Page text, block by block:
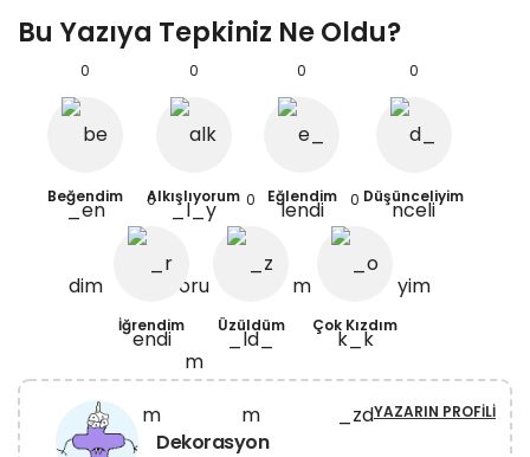
Bu Yazıya Tepkiniz Ne Oldu?
0
Beğendim
0
Alkışlıyorum
0
Eğlendim
0
Düşünceliyim
0
İğrendim
0
Üzüldüm
0
Çok Kızdım
Dekorasyon
YAZARIN PROFILI